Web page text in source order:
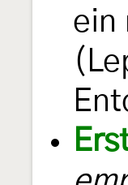
ein